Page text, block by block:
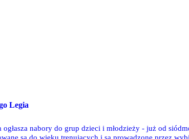
Legia
nabory do grup dzieci i młodzieży - już od